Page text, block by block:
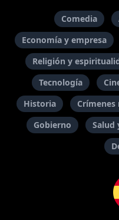
Comedia
Economía y empresa
Religión y
Tecnología
Historia
Crímenes
Gobierno
Salud